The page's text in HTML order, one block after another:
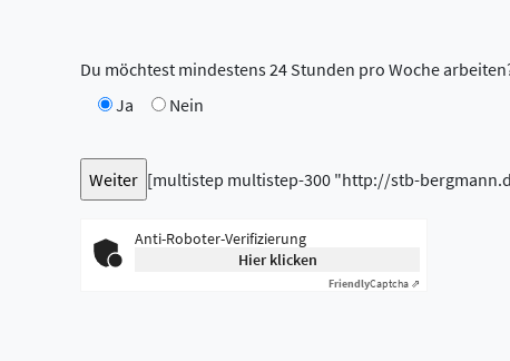
Du möchtest mindestens 24 Stunden pro Woche
Ja
Nein
[multistep multistep-300 "http://stb-
Anti-Roboter-Verifizierung
Hier klicken
FriendlyCaptcha ⇗